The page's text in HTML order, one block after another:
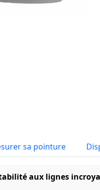
sa pointure
aux lignes